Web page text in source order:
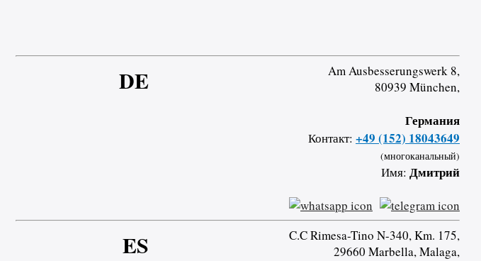
DE
Am Ausbesserungswerk 8,
80939 München,
Германия
Контакт: +49 (152) 18043649
(многоканальный)
Имя: Дмитрий
ES
C.C Rimesa-Tino N-340, Km. 175,
29660 Marbella, Malaga,